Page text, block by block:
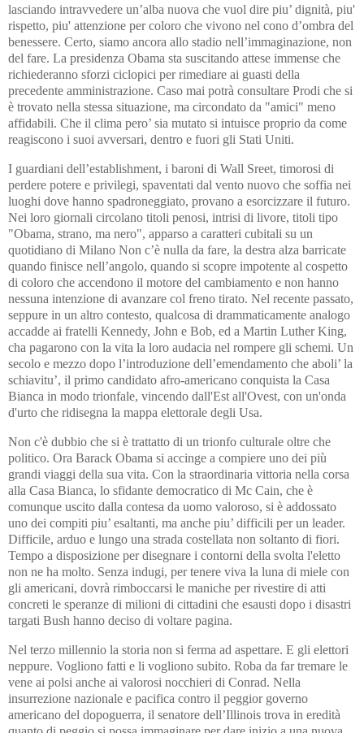
lasciando intravvedere un’alba nuova che vuol dire piu’ dignità, piu'
rispetto, piu' attenzione per coloro che vivono nel cono d’ombra del
benessere. Certo, siamo ancora allo stadio nell’immaginazione, non
del fare. La presidenza Obama sta suscitando attese immense che
richiederanno sforzi ciclopici per rimediare ai guasti della
precedente amministrazione. Caso mai potrà consultare Prodi che si
è trovato nella stessa situazione, ma circondato da "amici" meno
affidabili. Che il clima pero’ sia mutato si intuisce proprio da come
reagiscono i suoi avversari, dentro e fuori gli Stati Uniti.
I guardiani dell’establishment, i baroni di Wall Sreet, timorosi di
perdere potere e privilegi, spaventati dal vento nuovo che soffia nei
luoghi dove hanno spadroneggiato, provano a esorcizzare il futuro.
Nei loro giornali circolano titoli penosi, intrisi di livore, titoli tipo
"Obama, strano, ma nero", apparso a caratteri cubitali su un
quotidiano di Milano Non c’è nulla da fare, la destra alza barricate
quando finisce nell’angolo, quando si scopre impotente al cospetto
di coloro che accendono il motore del cambiamento e non hanno
nessuna intenzione di avanzare col freno tirato. Nel recente passato,
seppure in un altro contesto, qualcosa di drammaticamente analogo
accadde ai fratelli Kennedy, John e Bob, ed a Martin Luther King,
cha pagarono con la vita la loro audacia nel rompere gli schemi. Un
secolo e mezzo dopo l’introduzione dell’emendamento che aboli’ la
schiavitu’, il primo candidato afro-americano conquista la Casa
Bianca in modo trionfale, vincendo dall'Est all'Ovest, con un'onda
d'urto che ridisegna la mappa elettorale degli Usa.
Non c'è dubbio che si è trattatto di un trionfo culturale oltre che
politico. Ora Barack Obama si accinge a compiere uno dei più
grandi viaggi della sua vita. Con la straordinaria vittoria nella corsa
alla Casa Bianca, lo sfidante democratico di Mc Cain, che è
comunque uscito dalla contesa da uomo valoroso, si è addossato
uno dei compiti piu’ esaltanti, ma anche piu’ difficili per un leader.
Difficile, arduo e lungo una strada costellata non soltanto di fiori.
Tempo a disposizione per disegnare i contorni della svolta l'eletto
non ne ha molto. Senza indugi, per tenere viva la luna di miele con
gli americani, dovrà rimboccarsi le maniche per rivestire di atti
concreti le speranze di milioni di cittadini che esausti dopo i disastri
targati Bush hanno deciso di voltare pagina.
Nel terzo millennio la storia non si ferma ad aspettare. E gli elettori
neppure. Vogliono fatti e li vogliono subito. Roba da far tremare le
vene ai polsi anche ai valorosi nocchieri di Conrad. Nella
insurrezione nazionale e pacifica contro il peggior governo
americano del dopoguerra, il senatore dell’Illinois trova in eredità